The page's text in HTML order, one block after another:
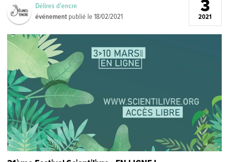
Délires d'encre
événement publié le18/02/2021 3
2021